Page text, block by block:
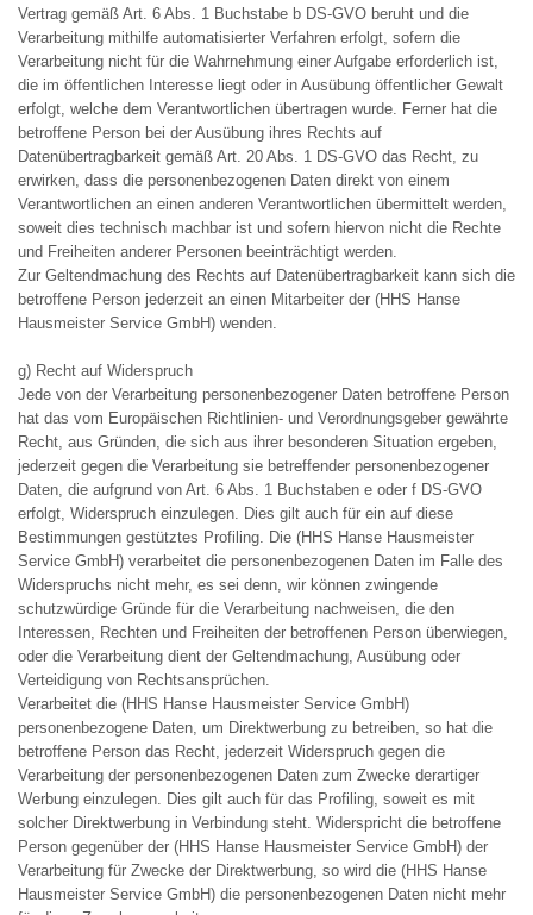
Vertrag gemäß Art. 6 Abs. 1 Buchstabe b DS-GVO beruht und die
Verarbeitung mithilfe automatisierter Verfahren erfolgt, sofern die
Verarbeitung nicht für die Wahrnehmung einer Aufgabe erforderlich ist,
die im öffentlichen Interesse liegt oder in Ausübung öffentlicher Gewalt
erfolgt, welche dem Verantwortlichen übertragen wurde. Ferner hat die
betroffene Person bei der Ausübung ihres Rechts auf
Datenübertragbarkeit gemäß Art. 20 Abs. 1 DS-GVO das Recht, zu
erwirken, dass die personenbezogenen Daten direkt von einem
Verantwortlichen an einen anderen Verantwortlichen übermittelt werden,
soweit dies technisch machbar ist und sofern hiervon nicht die Rechte
und Freiheiten anderer Personen beeinträchtigt werden.
Zur Geltendmachung des Rechts auf Datenübertragbarkeit kann sich die
betroffene Person jederzeit an einen Mitarbeiter der (HHS Hanse
Hausmeister Service GmbH) wenden.
g) Recht auf Widerspruch
Jede von der Verarbeitung personenbezogener Daten betroffene Person
hat das vom Europäischen Richtlinien- und Verordnungsgeber gewährte
Recht, aus Gründen, die sich aus ihrer besonderen Situation ergeben,
jederzeit gegen die Verarbeitung sie betreffender personenbezogener
Daten, die aufgrund von Art. 6 Abs. 1 Buchstaben e oder f DS-GVO
erfolgt, Widerspruch einzulegen. Dies gilt auch für ein auf diese
Bestimmungen gestütztes Profiling. Die (HHS Hanse Hausmeister
Service GmbH) verarbeitet die personenbezogenen Daten im Falle des
Widerspruchs nicht mehr, es sei denn, wir können zwingende
schutzwürdige Gründe für die Verarbeitung nachweisen, die den
Interessen, Rechten und Freiheiten der betroffenen Person überwiegen,
oder die Verarbeitung dient der Geltendmachung, Ausübung oder
Verteidigung von Rechtsansprüchen.
Verarbeitet die (HHS Hanse Hausmeister Service GmbH)
personenbezogene Daten, um Direktwerbung zu betreiben, so hat die
betroffene Person das Recht, jederzeit Widerspruch gegen die
Verarbeitung der personenbezogenen Daten zum Zwecke derartiger
Werbung einzulegen. Dies gilt auch für das Profiling, soweit es mit
solcher Direktwerbung in Verbindung steht. Widerspricht die betroffene
Person gegenüber der (HHS Hanse Hausmeister Service GmbH) der
Verarbeitung für Zwecke der Direktwerbung, so wird die (HHS Hanse
Hausmeister Service GmbH) die personenbezogenen Daten nicht mehr